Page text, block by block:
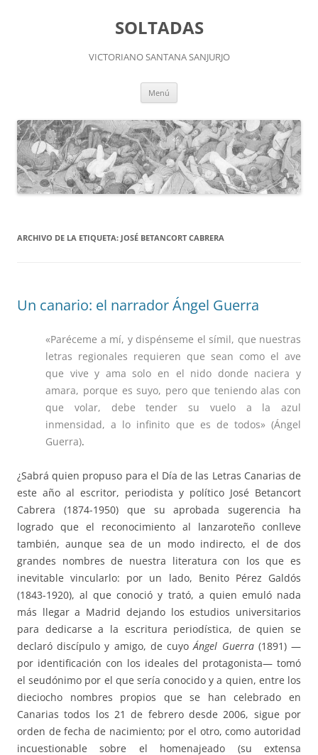
SOLTADAS
VICTORIANO SANTANA SANJURJO
Menú
ARCHIVO DE LA ETIQUETA: JOSÉ BETANCORT CABRERA
Un canario: el narrador Ángel Guerra
«Paréceme a mí, y dispénseme el símil, que nuestras
letras regionales requieren que sean como el ave
que vive y ama solo en el nido donde naciera y
amara, porque es suyo, pero que teniendo alas con
que volar, debe tender su vuelo a la azul
inmensidad, a lo infinito que es de todos» (Ángel
Guerra).
¿Sabrá quien propuso para el Día de las Letras Canarias de
este año al escritor, periodista y político José Betancort
Cabrera (1874-1950) que su aprobada sugerencia ha
logrado que el reconocimiento al lanzaroteño conlleve
también, aunque sea de un modo indirecto, el de dos
grandes nombres de nuestra literatura con los que es
inevitable vincularlo: por un lado, Benito Pérez Galdós
(1843-1920), al que conoció y trató, a quien emuló nada
más llegar a Madrid dejando los estudios universitarios
para dedicarse a la escritura periodística, de quien se
declaró discípulo y amigo, de cuyoÁngel Guerra (1891) —
por identificación con los ideales del protagonista— tomó
el seudónimo por el que sería conocido y a quien, entre los
dieciocho nombres propios que se han celebrado en
Canarias todos los 21 de febrero desde 2006, sigue por
orden de fecha de nacimiento; por el otro, como autoridad
incuestionable sobre el homenajeado (su extensa